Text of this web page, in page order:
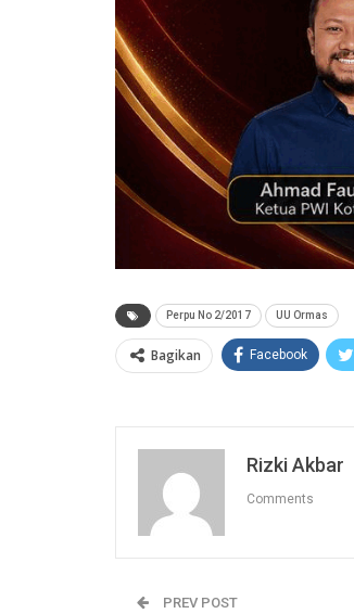
Perpu No 2/2017 UU Ormas
Bagikan Facebook
Rizki Akbar
Comments
PREV POST